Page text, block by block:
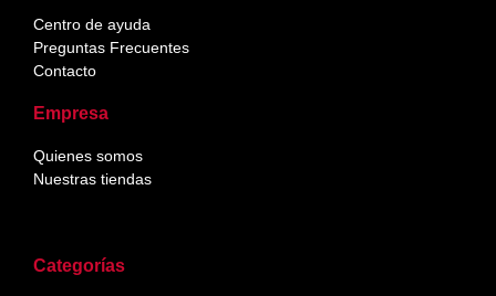
Categorías
Centro de ayuda
Preguntas Frecuentes
Contacto
Empresa
Quienes somos
Nuestras tiendas